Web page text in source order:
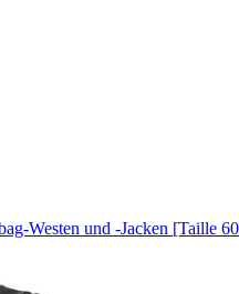
Westen und -Jacken [Taille